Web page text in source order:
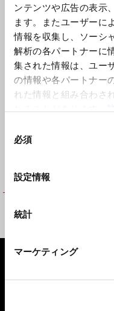
ンテンツや広告の表示
ます。またユーザーに
情報を収集し、ソーシ
解析の各パートナーに
集された情報は、ユー
の情報や各パートナー
れた情報と組み合わさ
必須
設定情報
統計
マーケティング
ソート基
¥ 22,234
フッター